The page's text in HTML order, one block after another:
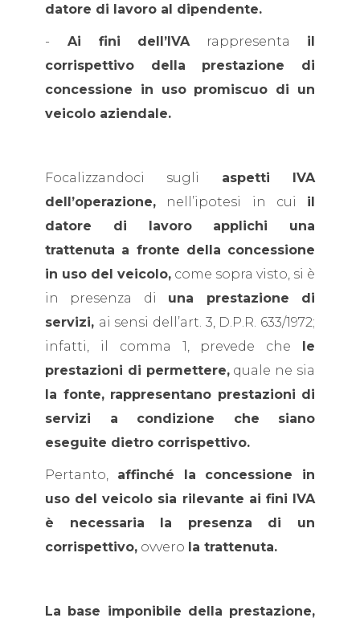
datore di lavoro al dipendente.
- Ai fini dell’IVA rappresenta il
corrispettivo della prestazione di
concessione in uso promiscuo di un
veicolo aziendale.
Focalizzandoci sugli aspetti IVA
dell’operazione, nell’ipotesi in cui il
datore di lavoro applichi una
trattenuta a fronte della concessione
in uso del veicolo, come sopra visto, si è
in presenza di una prestazione di
servizi, ai sensi dell’art. 3, D.P.R. 633/1972;
infatti, il comma 1, prevede che le
prestazioni di permettere,quale ne sia
la fonte, rappresentano prestazioni di
servizi a condizione che siano
eseguite dietro corrispettivo.
Pertanto, affinché la concessione in
uso del veicolo sia rilevante ai fini IVA
è necessaria la presenza di un
corrispettivo, ovvero la trattenuta.
La base imponibile della prestazione,